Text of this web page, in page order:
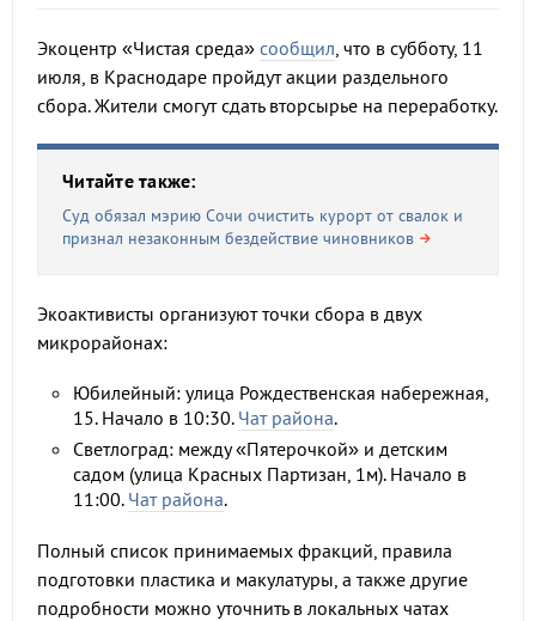
Экоцентр «Чистая среда» сообщил, что в субботу, 11
июля, в Краснодаре пройдут акции раздельного
сбора. Жители смогут сдать вторсырье на переработку.
Читайте также:
Суд обязал мэрию Сочи очистить курорт от свалок и
признал незаконным бездействие чиновников
Экоактивисты организуют точки сбора в двух
микрорайонах:
Юбилейный: улица Рождественская набережная,
15. Начало в 10:30. Чат района.
Светлоград: между «Пятерочкой» и детским
садом (улица Красных Партизан, 1м). Начало в
11:00. Чат района.
Полный список принимаемых фракций, правила
подготовки пластика и макулатуры, а также другие
подробности можно уточнить в локальных чатах